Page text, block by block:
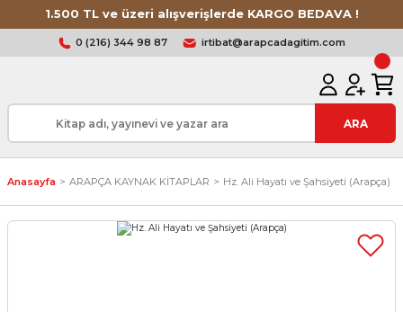
1.500 TL ve üzeri alışverişlerde KARGO BEDAVA !
0 (216) 344 98 87 irtibat@arapcadagitim.com
ARA
Anasayfa ARAPÇA KAYNAK KİTAPLAR Hz. Ali Hayatı ve Şahsiyeti (Arapça)